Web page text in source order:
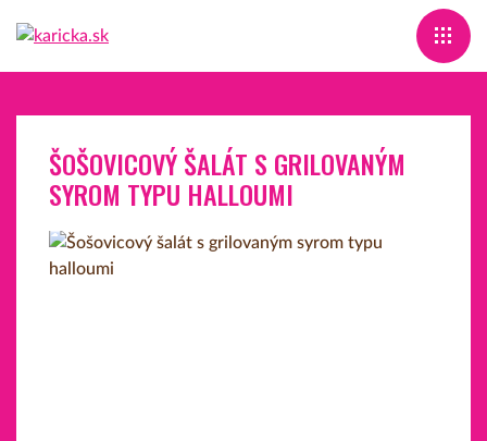
ŠOŠOVICOVÝ ŠALÁT S GRILOVANÝM
SYROM TYPU HALLOUMI